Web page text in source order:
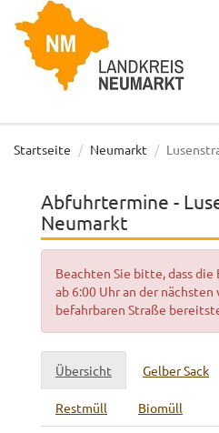
Startseite Neumarkt
Abfuhrtermine -
Neumarkt
Beachten Sie bitte, dass
ab 6:00 Uhr an der
befahrbaren Straße
Übersicht Gelber Sack
Restmüll Biomüll